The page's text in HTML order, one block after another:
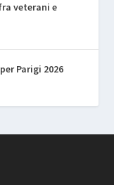
veterani e
Parigi 2026